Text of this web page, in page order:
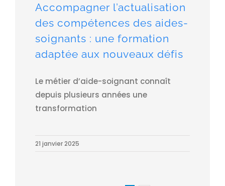
Accompagner l’actualisation
des compétences des aides-
soignants : une formation
adaptée aux nouveaux défis
Le métier d’aide-soignant connaît
depuis plusieurs années une
transformation
21 janvier 2025